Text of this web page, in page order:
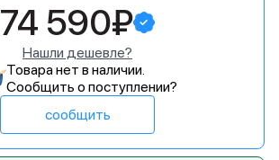
74 590₽
Нашли дешевле?
Товара нет в наличии.
Сообщить о поступлении?
сообщить